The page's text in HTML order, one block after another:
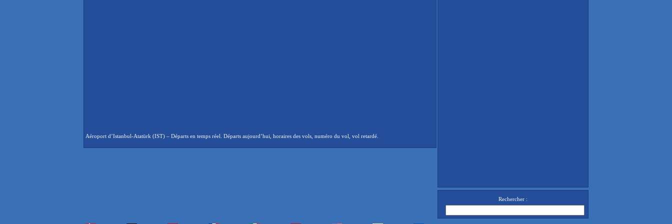
Aéroport d’Istanbul-Atatürk (IST) – Départs en temps réel. Départs aujourd’hui, horaires des vols, numéro du vol, vol retardé.
Rechercher :